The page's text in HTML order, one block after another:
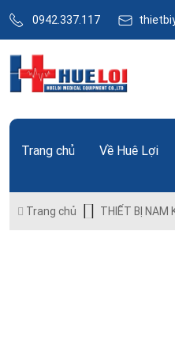
0942.337.117
Trang chủ Về Huê Lợi
Trang chủ THIẾT BỊ NAM